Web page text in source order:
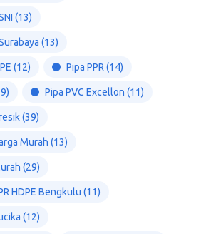
(13)
(13)
(12) Pipa PPR (14)
Pipa PVC Excellon (11)
(39)
Murah (13)
(29)
HDPE Bengkulu (11)
(12)